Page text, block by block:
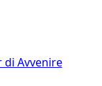
di Avvenire